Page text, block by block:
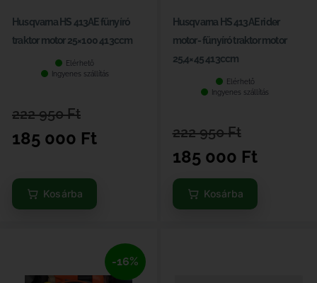
Husqvarna HS 413AE fűnyíró
traktor motor 25×100 413ccm
Elérhető
Ingyenes szállítás
222 950Ft
185 000 Ft
Kosárba
Husqvarna HS 413AE rider
motor- fűnyíró traktor motor
25,4×45 413ccm
Elérhető
Ingyenes szállítás
222 950Ft
185 000 Ft
Kosárba
-16%